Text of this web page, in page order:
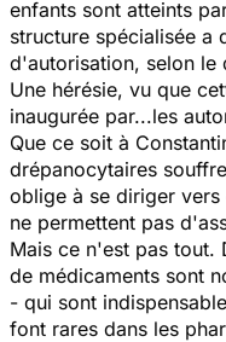
enfants sont atteints
structure spécialisée a
d'autorisation, selon le
Une hérésie, vu que
inaugurée par...les
Que ce soit à
drépanocytaires
oblige à se diriger
ne permettent pas
Mais ce n'est pas tout.
de médicaments sont
- qui sont
font rares dans les